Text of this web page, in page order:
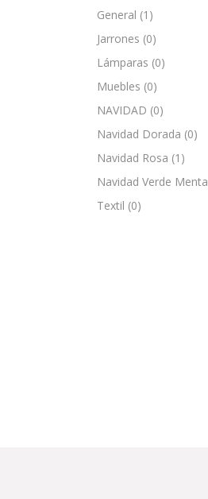
General (1)
Jarrones (0)
Lámparas (0)
Muebles (0)
NAVIDAD (0)
Navidad Dorada (0)
Navidad Rosa (1)
Navidad Verde Menta
Textil (0)